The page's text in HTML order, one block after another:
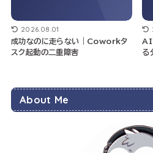
2026.08.01
成功なのに走らない｜Coworkタ
スク起動の二重障害
AI
る
About Me